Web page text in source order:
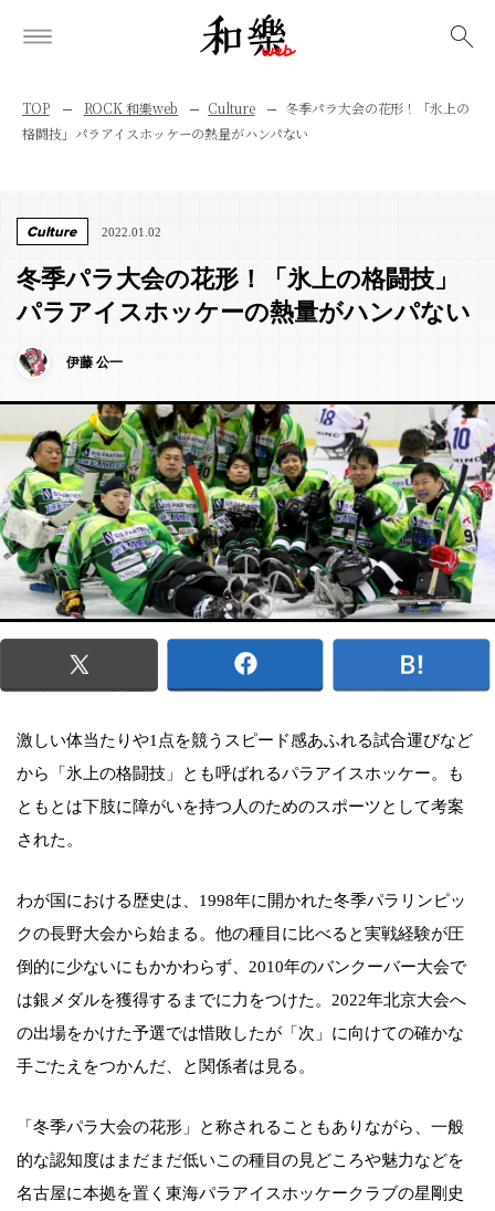
TOP ROCK 和樂web Culture
冬季パラ大会の花形！「氷上の
格闘技」パラアイスホッケーの熱量がハンパない
Culture 2022.01.02
冬季パラ大会の花形！「氷上の格闘技」
パラアイスホッケーの熱量がハンパない
伊藤 公一
激しい体当たりや1点を競うスピード感あふれる試合運びなど
から「氷上の格闘技」とも呼ばれるパラアイスホッケー。も
ともとは下肢に障がいを持つ人のためのスポーツとして考案
された。
わが国における歴史は、1998年に開かれた冬季パラリンピッ
クの長野大会から始まる。他の種目に比べると実戦経験が圧
倒的に少ないにもかかわらず、2010年のバンクーバー大会で
は銀メダルを獲得するまでに力をつけた。2022年北京大会へ
の出場をかけた予選では惜敗したが「次」に向けての確かな
手ごたえをつかんだ、と関係者は見る。
「冬季パラ大会の花形」と称されることもありながら、一般
的な認知度はまだまだ低いこの種目の見どころや魅力などを
名古屋に本拠を置く東海パラアイスホッケークラブの星剛史